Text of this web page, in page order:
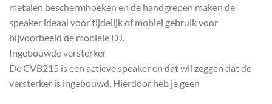
metalen beschermhoeken en de handgrepen maken de
speaker ideaal voor tijdelijk of mobiel gebruik voor
bijvoorbeeld de mobiele DJ.
Ingebouwde versterker
De CVB215 is een actieve speaker en dat wil zeggen dat de
versterker is ingebouwd. Hierdoor heb je geen